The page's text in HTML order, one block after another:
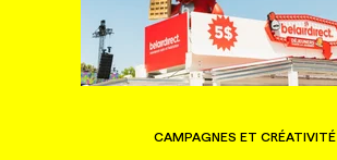
CAMPAGNES ET CRÉATIVITÉ